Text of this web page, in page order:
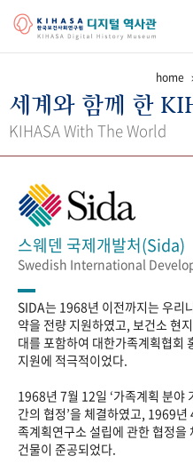
걸어온 길 기관 변천사 역
정책과 연구 키워드로 보는 연
간행물 변천사
기록물 아카이브
사진 아카이브 문서 기록물
성과 50선 숫자로 보는 50년
세계와 함께 한 KIHASA
home
세계와 함께 한
KIHASA With The World
스웨덴 국제개발처(Sida)
Swedish International
SIDA는 1968년 이전까지는 우리
약을 전량 지원하였고, 보건소 현
대를 포함하여 대한가족계획협회
지원에 적극적이었다.
1968년 7월 12일 ‘가족계획 분야
간의 협정’을 체결하였고, 1969
족계획연구소 설립에 관한 협정
건물이 준공되었다.